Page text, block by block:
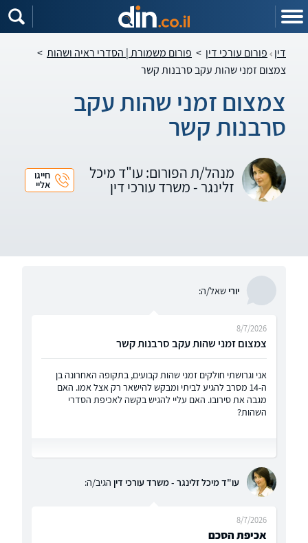
דין פורום עורכי דין > פורום משמורת | הסדרי ראיה ושהות >
צמצום זמני שהות עקב סרבנות קשר
צמצום זמני שהות עקב
סרבנות קשר
מנהל/ת הפורום: עו"ד מיכל
זלינגר - משרד עורכי דין
חייגו
אליי
יורישאל/ה:
צמצום זמני שהות עקב סרבנות קשר
8/7/2026
אני וגרושתי חולקים זמני שהות קבועים, בתקופה האחרונה בן
ה-14 מסרב להגיע לביתי ומבקש להישאר רק אצל אמו. האם
מגבה את סירובו. האם עליי להגיש בקשה לאכיפת הסדרי
השהות?
עו"ד מיכל זלינגר - משרד עורכי דין הגיב/ה:
אכיפת הסכם
8/7/2026